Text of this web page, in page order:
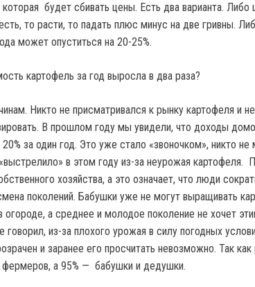
будет сбивать цены. Есть два варианта. Либо
то расти, то падать плюс минус на две гривны.
может опуститься на 20-25%.
картофель за год выросла в два раза?
Никто не присматривался к рынку картофеля и
В прошлом году мы увидели, что доходы
за один год. Это уже стало «звоночком», никто не
в этом году из-за неурожая картофеля.
хозяйства, а это означает, что люди
поколений. Бабушки уже не могут выращивать
огороде, а среднее и молодое поколение не хочет
говорил, из-за плохого урожая в силу погодных
и заранее его просчитать невозможно. Так
фермеров, а 95% — бабушки и дедушки.